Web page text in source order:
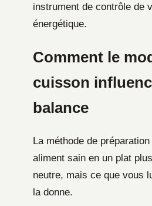
instrument de contrôle de
énergétique.
Comment le
cuisson
balance
La méthode de
aliment sain en un plat
neutre, mais ce que vous
la donne.